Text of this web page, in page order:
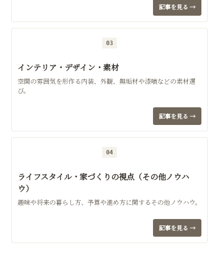
記事を見る →
03
インテリア・デザイン・素材
空間の雰囲気を形作る内装、外観、無垢材や漆喰などの素材選
び。
記事を見る →
04
ライフスタイル・家づくりの視点（その他ノウハ
ウ）
趣味や将来の暮らし方、予算や進め方に関するその他ノウハウ。
記事を見る →